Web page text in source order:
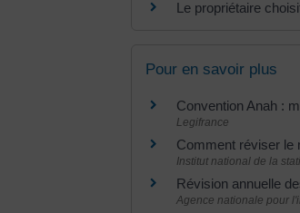
Le propriétaire
Pour en savoir plus
Convention Anah :
Legifrance
Comment réviser le
Institut national de la
Révision annuelle
Agence nationale pour